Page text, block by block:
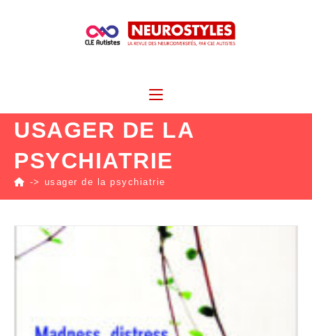
USAGER DE LA
PSYCHIATRIE
-> usager de la psychiatrie